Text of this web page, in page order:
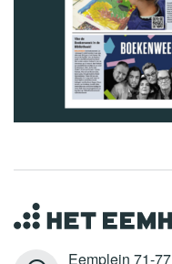
Eemplein 71-77